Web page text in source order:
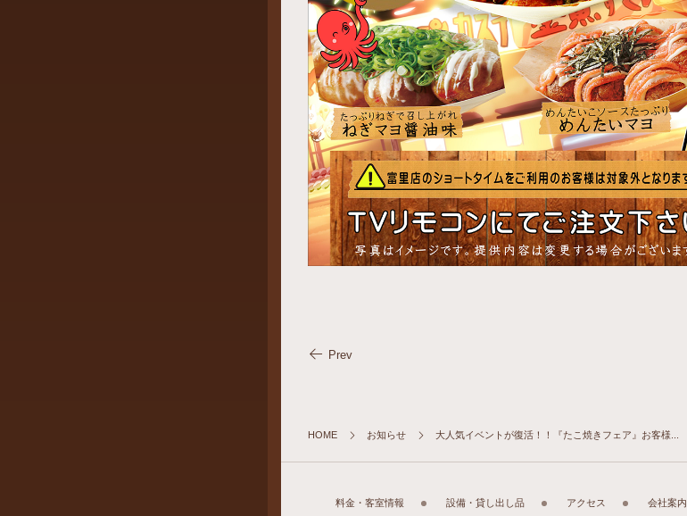
Prev
HOME お知らせ 大人気イベントが復活！！『たこ焼きフェア』お客様...
料金・客室情報 設備・貸し出し品 アクセス 会社案内